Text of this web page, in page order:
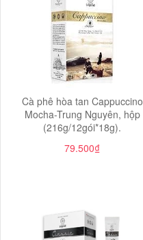
Cà phê hòa tan Cappuccino
Mocha-Trung Nguyên, hộp
(216g/12gói*18g).
79.500₫